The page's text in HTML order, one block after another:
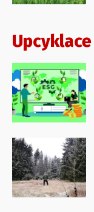
Upcyklace